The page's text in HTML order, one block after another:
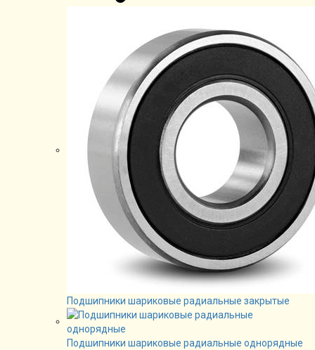
Подшипники шариковые радиальные закрытые
Подшипники шариковые радиальные однорядные